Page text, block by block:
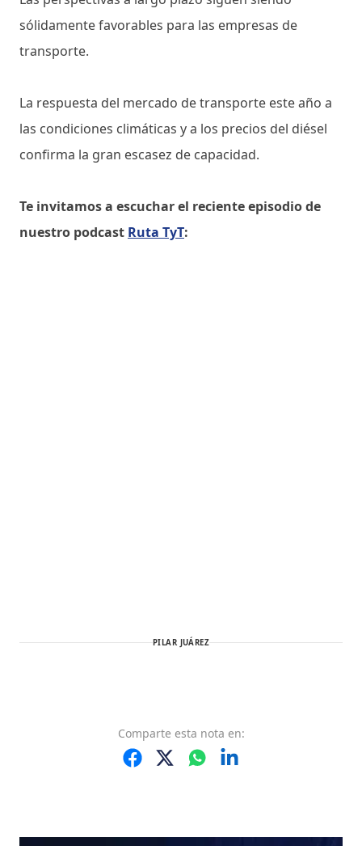
sólidamente favorables para las empresas de
transporte.
La respuesta del mercado de transporte este año a
las condiciones climáticas y a los precios del diésel
confirma la gran escasez de capacidad.
Te invitamos a escuchar el reciente episodio de
nuestro podcast Ruta TyT:
PILAR JUÁREZ
Comparte esta nota en: